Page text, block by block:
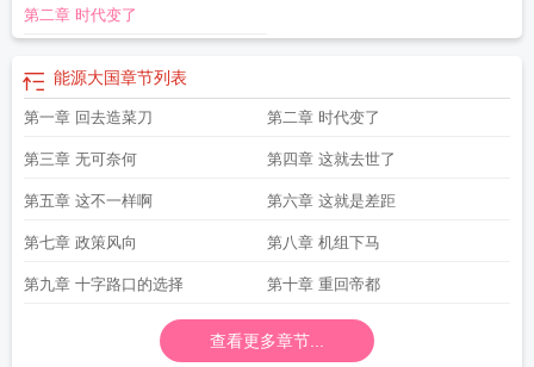
第二章 时代变了
能源大国章节列表
第一章 回去造菜刀 第二章 时代变了
第三章 无可奈何 第四章 这就去世了
第五章 这不一样啊 第六章 这就是差距
第七章 政策风向 第八章 机组下马
第九章 十字路口的选择 第十章 重回帝都
查看更多章节...